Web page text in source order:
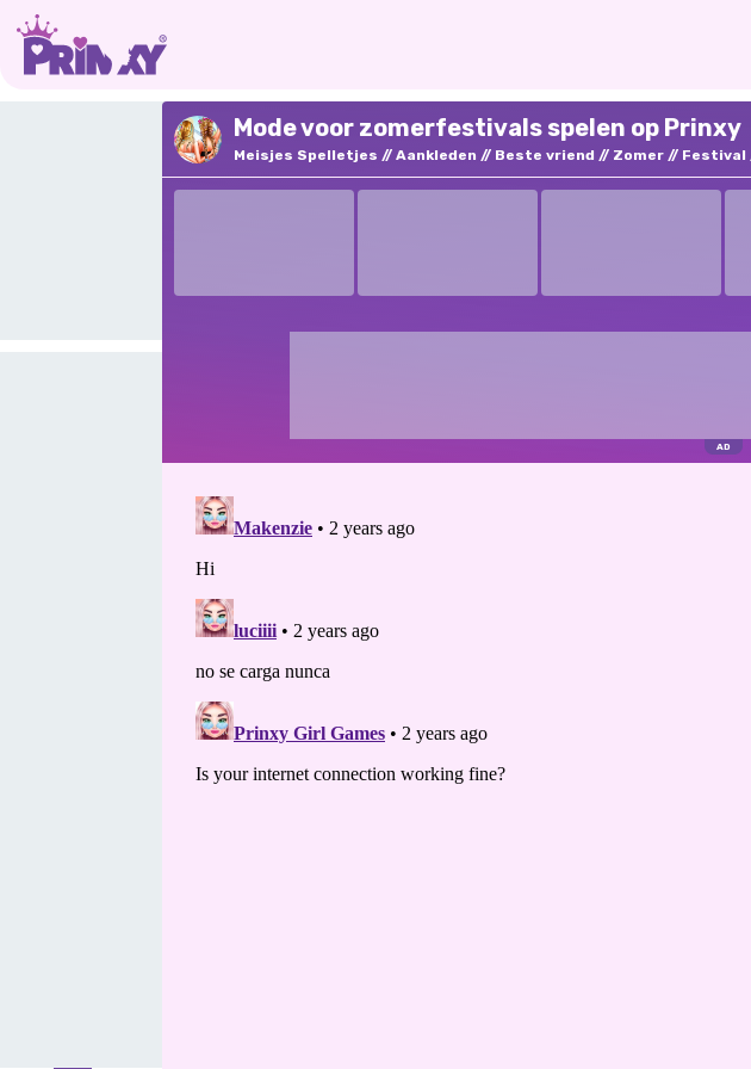
Mode voor zomerfestivals spelen op Prinxy
Meisjes Spelletjes Aankleden Beste vriend Zomer Festival